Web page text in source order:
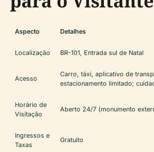
Aspecto Detalhes
Localização BR-101, Entrada sul de Natal
Acesso
Carro, táxi, aplicativo de
estacionamento limitado;
Horário de
Visitação
Aberto 24/7 (monumento
Ingressos e
Taxas
Gratuito